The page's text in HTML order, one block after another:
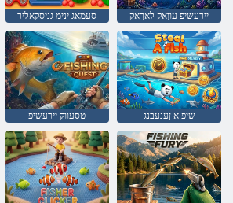
סעמַאג ינימ גניסקַאליר ַיירעשיפ עווָאק לַארָאק
טסעווק ַיירעשיפ שיפ א ןענעבנג